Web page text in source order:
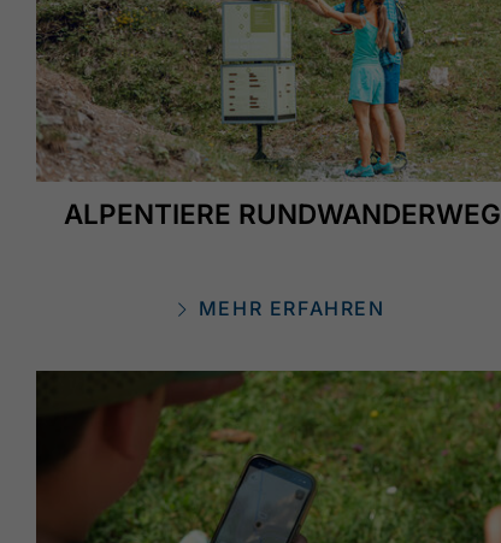
ALPENTIERE RUNDWANDERWEG
MEHR ERFAHREN